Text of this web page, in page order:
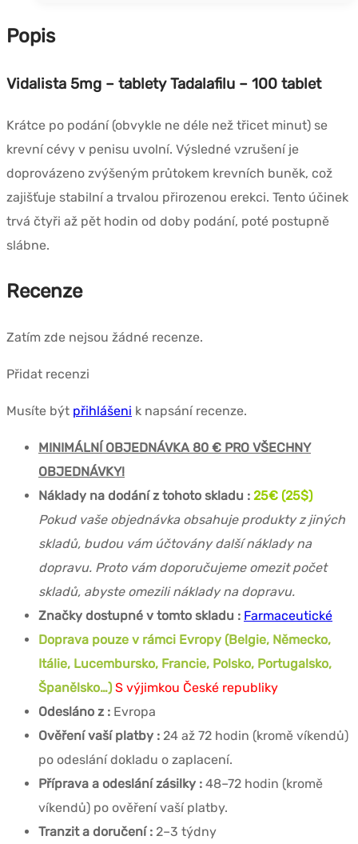
Popis
Vidalista 5mg – tablety Tadalafilu – 100 tablet
Krátce po podání (obvykle ne déle než třicet minut) se
krevní cévy v penisu uvolní. Výsledné vzrušení je
doprovázeno zvýšeným průtokem krevních buněk, což
zajišťuje stabilní a trvalou přirozenou erekci. Tento účinek
trvá čtyři až pět hodin od doby podání, poté postupně
slábne.
Recenze
Zatím zde nejsou žádné recenze.
Přidat recenzi
Musíte být přihlášeni k napsání recenze.
MINIMÁLNÍ OBJEDNÁVKA 80 € PRO VŠECHNY
OBJEDNÁVKY!
Náklady na dodání z tohoto skladu : 25€ (25$)
Pokud vaše objednávka obsahuje produkty z jiných
skladů, budou vám účtovány další náklady na
dopravu. Proto vám doporučujeme omezit počet
skladů, abyste omezili náklady na dopravu.
Značky dostupné v tomto skladu : Farmaceutické
Doprava pouze v rámci Evropy (Belgie, Německo,
Itálie, Lucembursko, Francie, Polsko, Portugalsko,
Španělsko…)S výjimkou České republiky
Odesláno z : Evropa
Ověření vaší platby : 24 až 72 hodin (kromě víkendů)
po odeslání dokladu o zaplacení.
Příprava a odeslání zásilky : 48–72 hodin (kromě
víkendů) po ověření vaší platby.
Tranzit a doručení : 2–3 týdny